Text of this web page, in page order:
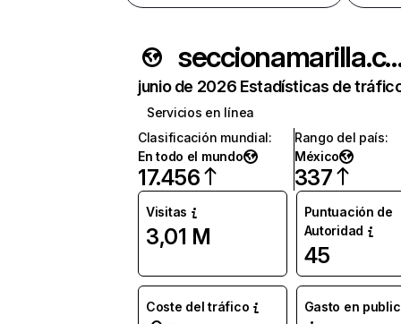
junio de 2026 Estadísticas de
Servicios en línea
Clasificación mundial:
En todo el mundo
17.456
Rango del país:
México
337
Visitas
3,01 M
Puntuación de
Autoridad
45
Coste del tráfico Gasto en